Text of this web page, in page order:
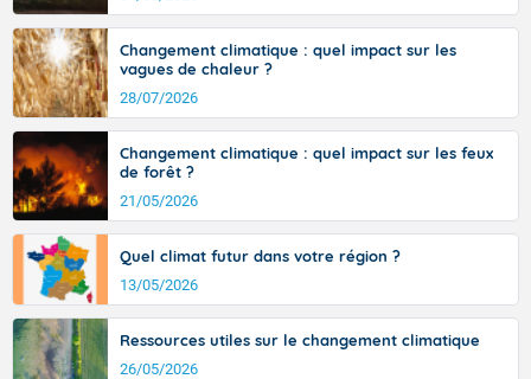
Orages.
Environ 1 millimètres de précipitations sont prévus.
Températures minimales : 16 degrés.
Vent faible de direction variable.
Pour dimanche après-midi.
Bien ensoleillé, puis orage possible en fin d'après-midi.
Températures maximales : 35 degrés.
Vent faible de direction variable.
Changement climatique : quel impact sur les
vagues de chaleur ?
28/07/2026
Changement climatique : quel impact sur les feux
de forêt ?
21/05/2026
Quel climat futur dans votre région ?
13/05/2026
Ressources utiles sur le changement climatique
26/05/2026